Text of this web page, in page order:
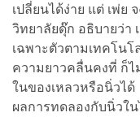
เปลี่ยนได้ง่าย แต่ เพ่ย
วิทยาลัยดุ๊ก อธิบายว่า
เฉพาะตัวตามเทคโน
ความยาวคลื่นคงที่ ก็ไ
ในของเหลวหรือนิ่วได้
ผลการทดลองกับนิ่วใ